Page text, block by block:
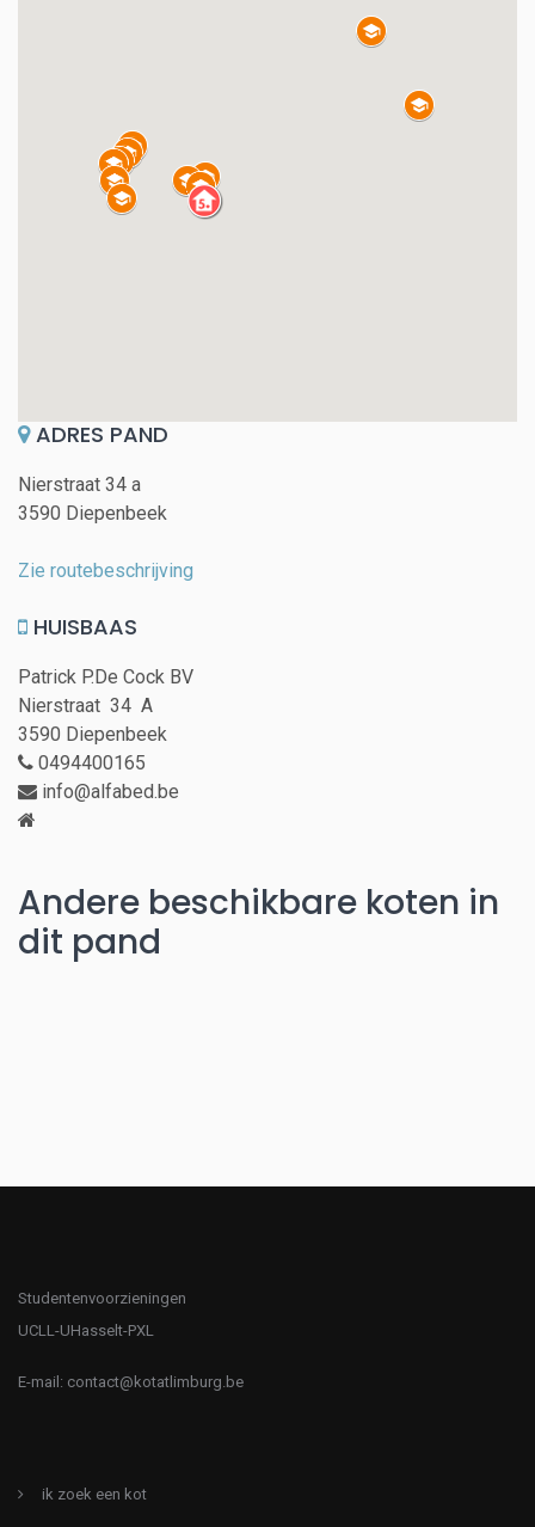
ADRES PAND
Nierstraat 34 a
3590 Diepenbeek
Zie routebeschrijving
HUISBAAS
Patrick P.De Cock BV
Nierstraat 34 A
3590 Diepenbeek
0494400165
info@alfabed.be
Andere beschikbare koten in
dit pand
Studentenvoorzieningen
UCLL-UHasselt-PXL
E-mail: contact@kotatlimburg.be
ik zoek een kot